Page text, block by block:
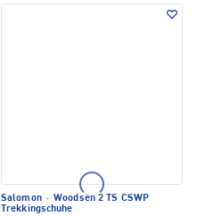
Salomon · Woodsen 2 TS CSWP
Trekkingschuhe